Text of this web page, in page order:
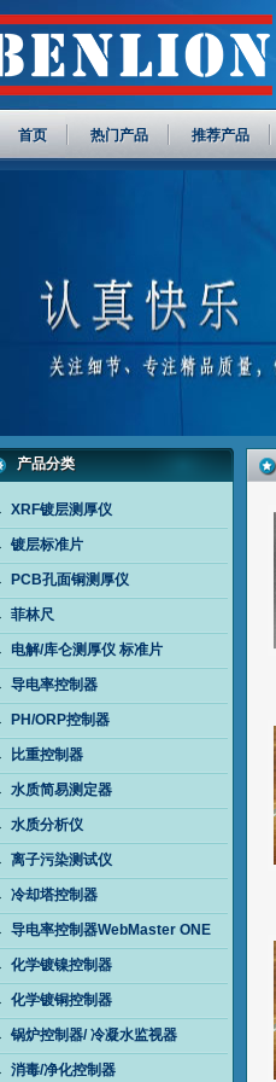
首页 热门产品 推荐产品
产品分类
XRF镀层测厚仪
镀层标准片
PCB孔面铜测厚仪
菲林尺
电解/库仑测厚仪 标准片
导电率控制器
PH/ORP控制器
比重控制器
水质简易测定器
水质分析仪
离子污染测试仪
冷却塔控制器
导电率控制器WebMaster ONE
化学镀镍控制器
化学镀铜控制器
锅炉控制器/ 冷凝水监视器
消毒/净化控制器